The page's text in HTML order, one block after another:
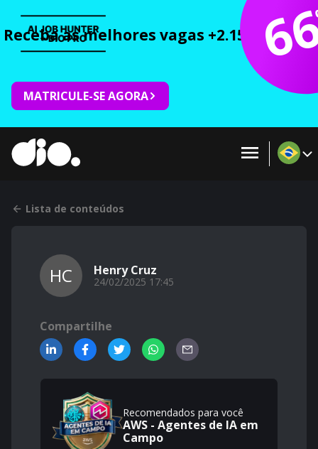
Receba as melhores vagas +2.150 cursos
MATRICULE-SE AGORA
Lista de conteúdos
HC Henry Cruz
24/02/2025 17:45
Compartilhe
Recomendados para você
AWS - Agentes de IA em
Campo